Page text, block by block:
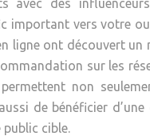
important vers votre
ligne ont découvert un
sur les
non
de bénéficier
cible.